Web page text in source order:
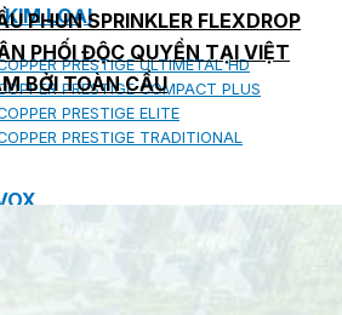
LOẠI
PRESTIGE ULTIMETAL HD
PRESTIGE COMPACT PLUS
PRESTIGE ELITE
PRESTIGE TRADITIONAL
MAX-3
PHUN SPRINKLER FLEXDROP
PHỐI ĐỘC QUYỀN TẠI VIỆT
BỞI TOÀN CẦU